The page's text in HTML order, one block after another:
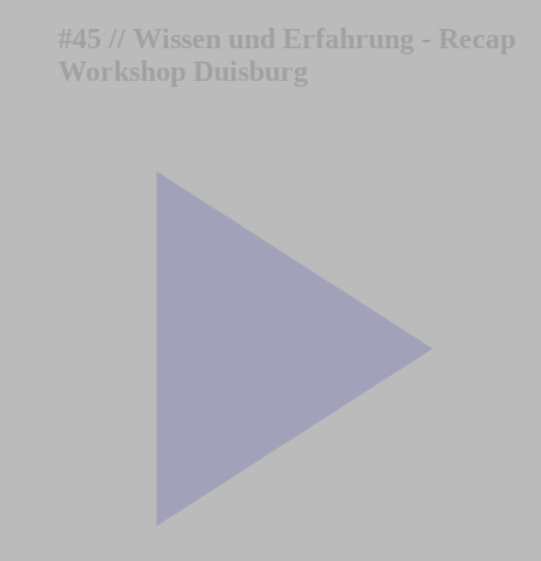
#45 // Wissen und Erfahrung - Recap
Workshop Duisburg